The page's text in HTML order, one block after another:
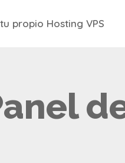
propio Hosting VPS